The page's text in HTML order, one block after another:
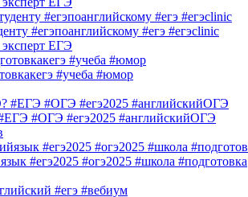
#егэпоанглийскому #егэ #егэclinic
эксперт ЕГЭ
#учеба #юмор
#ОГЭ #егэ2025 #английскийОГЭ
#егэ2025 #огэ2025 #школа #подготовка